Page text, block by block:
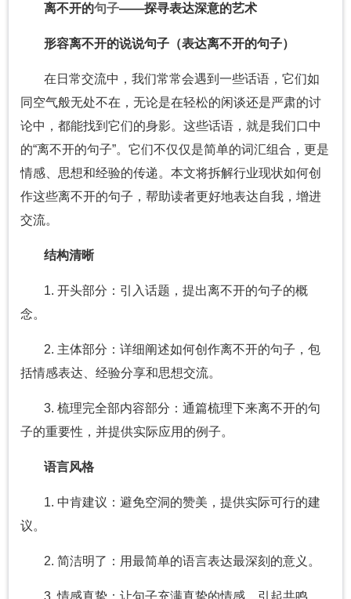
离不开的句子——探寻表达深意的艺术
形容离不开的说说句子（表达离不开的句子）
在日常交流中，我们常常会遇到一些话语，它们如
同空气般无处不在，无论是在轻松的闲谈还是严肃的讨
论中，都能找到它们的身影。这些话语，就是我们口中
的“离不开的句子”。它们不仅仅是简单的词汇组合，更是
情感、思想和经验的传递。本文将拆解行业现状如何创
作这些离不开的句子，帮助读者更好地表达自我，增进
交流。
结构清晰
1. 开头部分：引入话题，提出离不开的句子的概
念。
2. 主体部分：详细阐述如何创作离不开的句子，包
括情感表达、经验分享和思想交流。
3. 梳理完全部内容部分：通篇梳理下来离不开的句
子的重要性，并提供实际应用的例子。
语言风格
1. 中肯建议：避免空洞的赞美，提供实际可行的建
议。
2. 简洁明了：用最简单的语言表达最深刻的意义。
3. 情感真挚：让句子充满真挚的情感，引起共鸣。